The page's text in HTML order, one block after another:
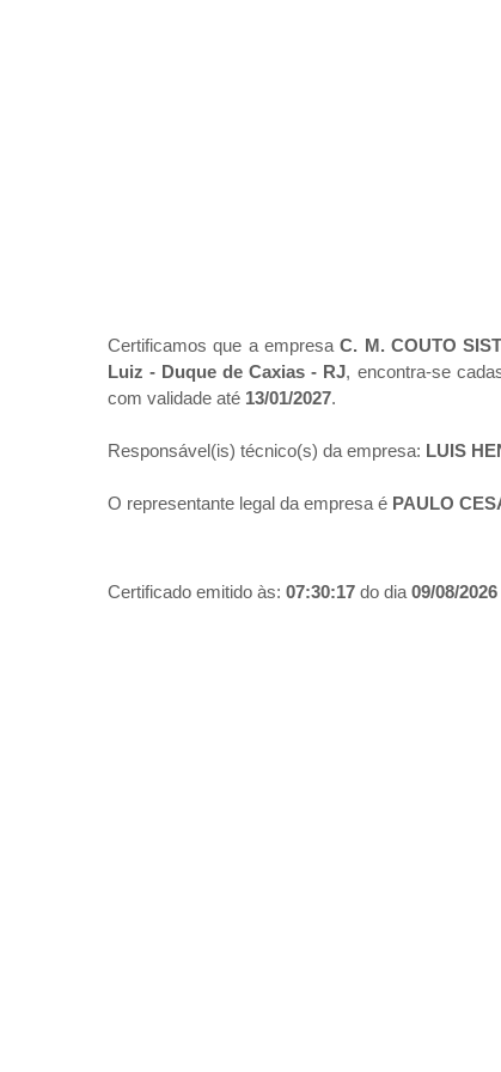
Certificamos que a empresaC. M. COUTO
Luiz - Duque de Caxias - RJ, encontra-se
com validade até 13/01/2027.
Responsável(is) técnico(s) da empresa: LUIS
O representante legal da empresa é PAULO
Certificado emitido às: 07:30:17 do dia 09/08/2026